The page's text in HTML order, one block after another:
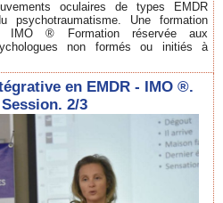
oculaires de types EMDR
psychotraumatisme. Une formation
IMO ® Formation réservée aux
non formés ou initiés à
en EMDR - IMO ®.
2/3